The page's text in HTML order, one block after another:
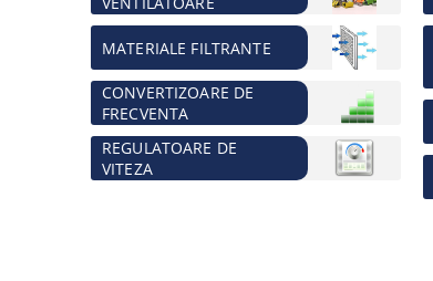
MATERIALE FILTRANTE
CONVERTIZOARE DE
FRECVENTA
REGULATOARE DE
VITEZA